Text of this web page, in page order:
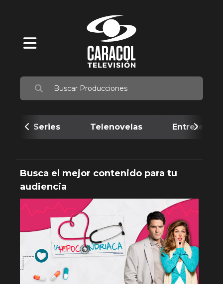
Series Telenovelas
Busca el mejor contenido para tu
audiencia